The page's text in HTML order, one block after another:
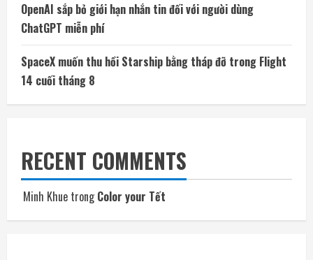
OpenAI sắp bỏ giới hạn nhắn tin đối với người dùng
ChatGPT miễn phí
SpaceX muốn thu hồi Starship bằng tháp đỡ trong Flight
14 cuối tháng 8
RECENT COMMENTS
Minh Khue trongColor your Tết